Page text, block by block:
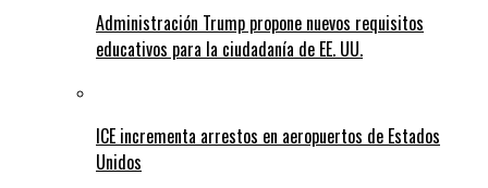
Administración Trump propone nuevos requisitos
educativos para la ciudadanía de EE. UU.
ICE incrementa arrestos en aeropuertos de Estados
Unidos